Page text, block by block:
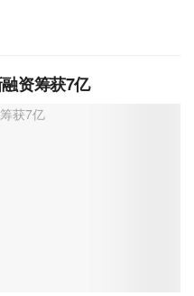
资筹获7亿